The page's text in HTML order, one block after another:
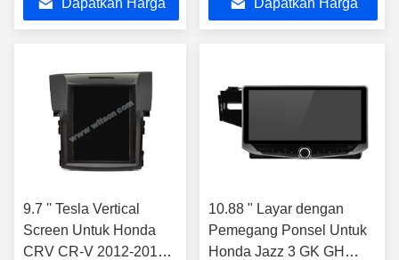
Selatan Versi 2012-
2017
Dapatkan Harga
Dapatkan Harga
9.7 '' Tesla Vertical
Screen Untuk Honda
CRV CR-V 2012-2015
10.88 " Layar dengan
Pemegang Ponsel Untuk
Honda Jazz 3 GK GH